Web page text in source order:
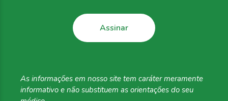
As informações em nosso site tem carátermeramente
informativo e não substituem as orientações do seu